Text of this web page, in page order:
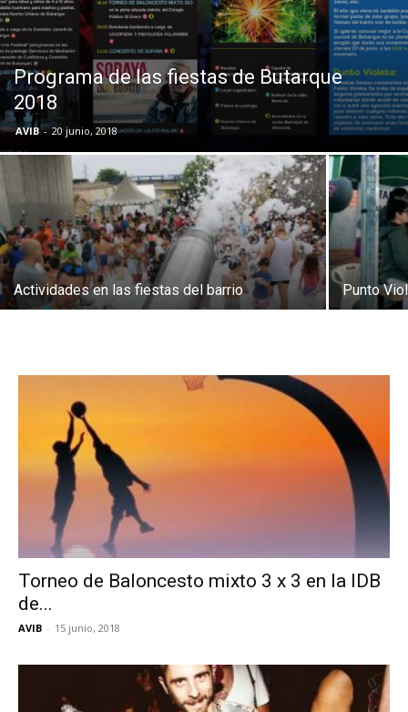
Butarque
Programa de las fiestas de Butarque
2018
AVIB - 20 junio, 2018
Actividades en las fiestas del barrio Punto
Torneo de Baloncesto mixto 3 x 3 en la IDB
de...
AVIB - 15 junio, 2018